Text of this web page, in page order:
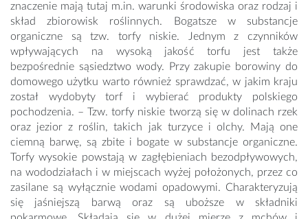
znaczenie mają tutaj m.in. warunki środowiska oraz rodzaj i
skład zbiorowisk roślinnych. Bogatsze w substancje
organiczne są tzw. torfy niskie. Jednym z czynników
wpływających na wysoką jakość torfu jest także
bezpośrednie sąsiedztwo wody. Przy zakupie borowiny do
domowego użytku warto również sprawdzać, w jakim kraju
został wydobyty torf i wybierać produkty polskiego
pochodzenia. – Tzw. torfy niskie tworzą się w dolinach rzek
oraz jezior z roślin, takich jak turzyce i olchy. Mają one
ciemną barwę, są zbite i bogate w substancje organiczne.
Torfy wysokie powstają w zagłębieniach bezodpływowych,
na wododziałach i w miejscach wyżej położonych, przez co
zasilane są wyłącznie wodami opadowymi. Charakteryzują
się jaśniejszą barwą oraz są uboższe w składniki